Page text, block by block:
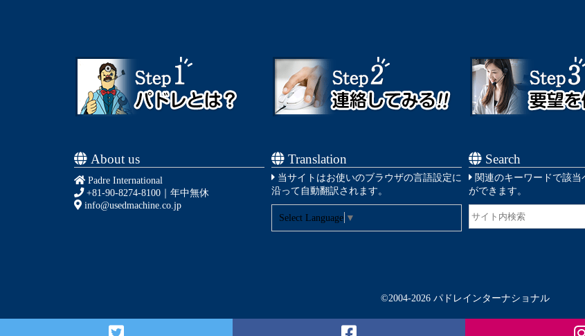
About us
Padre International
+81-90-8274-8100 ｜年中無休
info@usedmachine.co.jp
Translation
当サイトはお使いのブラウザの言語設定に
沿って自動翻訳されます。
Select Language ▼
Search
関連のキーワードで該当
ができます。
©2004-2026 パドレインターナショナル